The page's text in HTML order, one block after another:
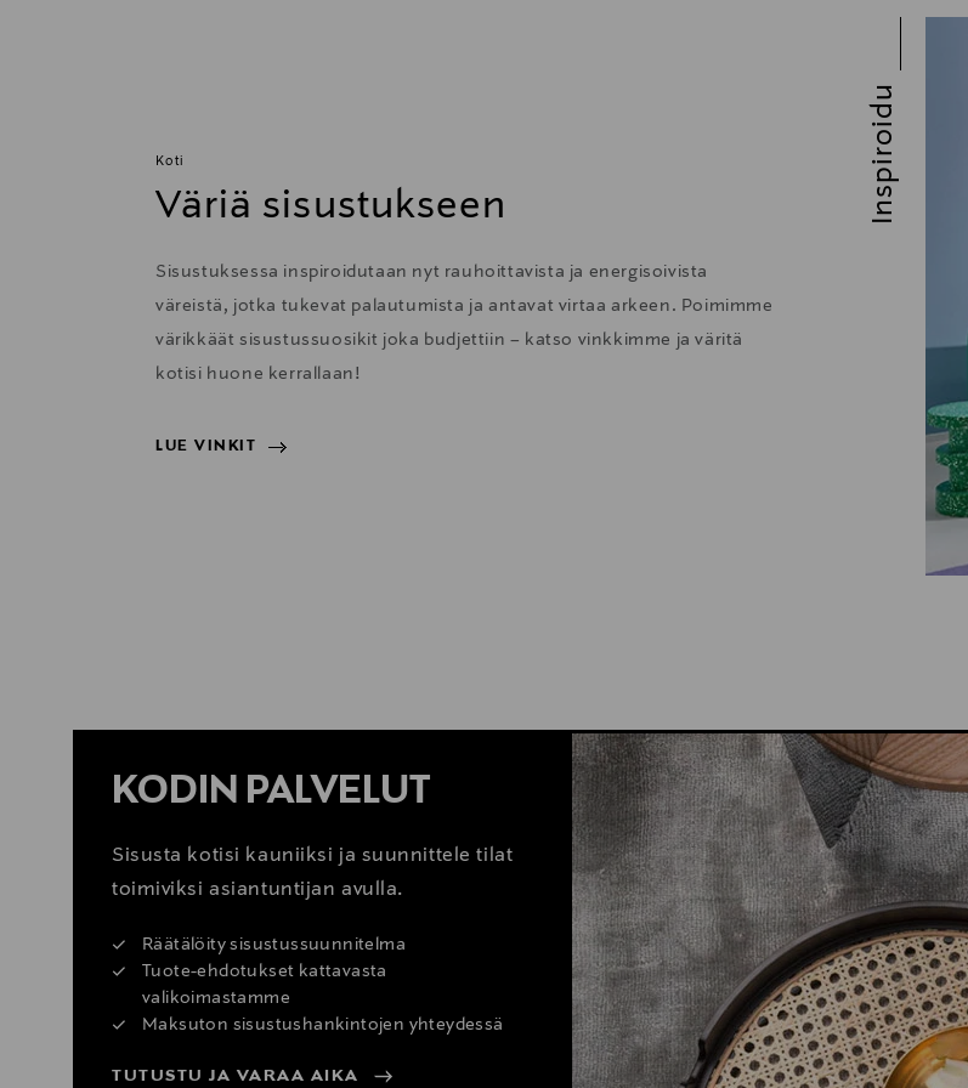
Koti
Väriä sisustukseen
Sisustuksessa inspiroidutaan nyt rauhoittavista ja energisoivista
väreistä, jotka tukevat palautumista ja antavat virtaa arkeen. Poimimme
värikkäät sisustussuosikit joka budjettiin – katso vinkkimme ja väritä
kotisi huone kerrallaan!
LUE VINKIT
Inspiroidu
KODIN PALVELUT
Sisusta kotisi kauniiksi ja suunnittele tilat
toimiviksi asiantuntijan avulla.
Räätälöity sisustussuunnitelma
Tuote-ehdotukset kattavasta
valikoimastamme
Maksuton sisustushankintojen yhteydessä
TUTUSTU JA VARAA AIKA